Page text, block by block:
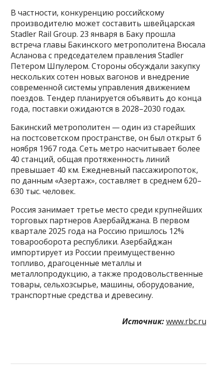
В частности, конкуренцию российскому
производителю может составить швейцарская
Stadler Rail Group. 23 января в Баку прошла
встреча главы Бакинского метрополитена Вюсала
Асланова с председателем правления Stadler
Петером Шпулером. Стороны обсуждали закупку
нескольких сотен новых вагонов и внедрение
современной системы управления движением
поездов. Тендер планируется объявить до конца
года, поставки ожидаются в 2028–2030 годах.
Бакинский метрополитен — один из старейших
на постсоветском пространстве, он был открыт 6
ноября 1967 года. Сеть метро насчитывает более
40 станций, общая протяженность линий
превышает 40 км. Ежедневный пассажиропоток,
по данным «Азертаж», составляет в среднем 620–
630 тыс. человек.
Россия занимает третье место среди крупнейших
торговых партнеров Азербайджана. В первом
квартале 2025 года на Россию пришлось 12%
товарооборота республики. Азербайджан
импортирует из России преимущественно
топливо, драгоценные металлы и
металлопродукцию, а также продовольственные
товары, сельхозсырье, машины, оборудование,
транспортные средства и древесину.
Источник: www.rbc.ru